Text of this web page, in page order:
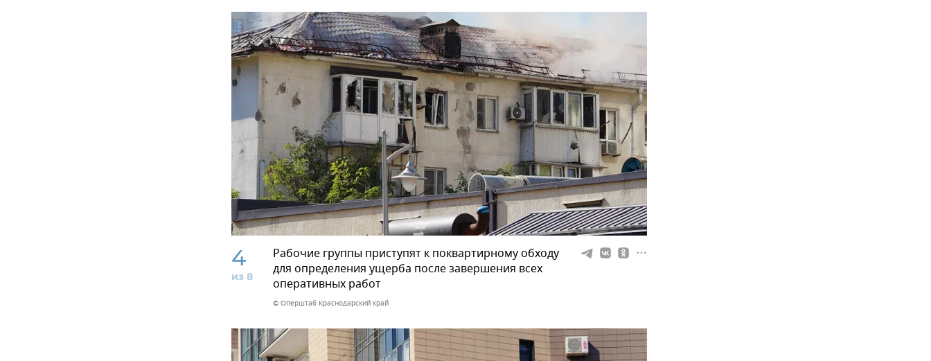
4
из 8
Рабочие группы приступят к поквартирному обходу
для определения ущерба после завершения всех
оперативных работ
© Оперштаб Краснодарский край